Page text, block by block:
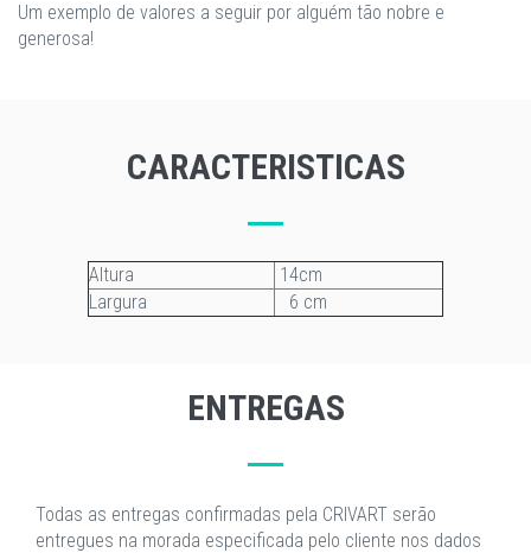
Um exemplo de valores a seguir por alguém tão nobre e
generosa!
CARACTERISTICAS
Altura
14cm
Largura
6 cm
ENTREGAS
Todas as entregas confirmadas pela CRIVART serão
entregues na morada especificada pelo cliente nos dados